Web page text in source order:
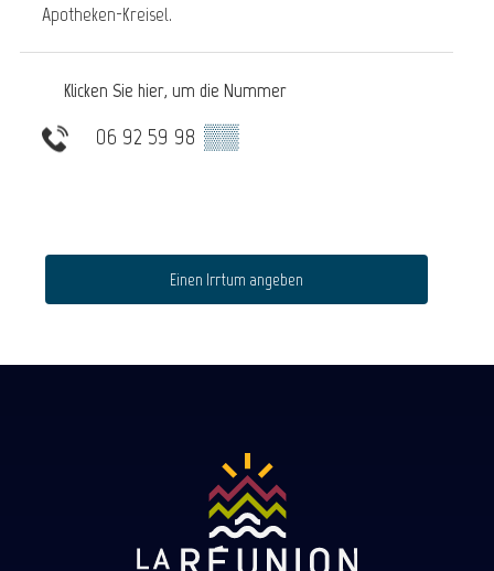
Apotheken-Kreisel.
Klicken Sie hier, um die Nummer
06 92 59 98 ▒▒
Einen Irrtum angeben